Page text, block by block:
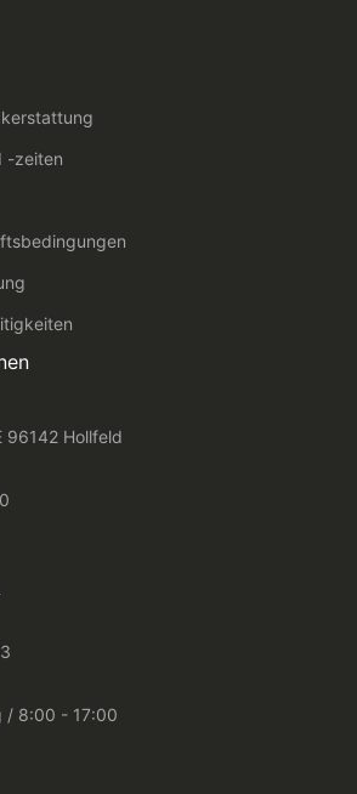
-zeiten
96142 Hollfeld
/ 8:00 - 17:00